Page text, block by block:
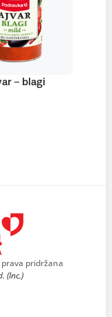
– blagi
pridržana
(Inc.)